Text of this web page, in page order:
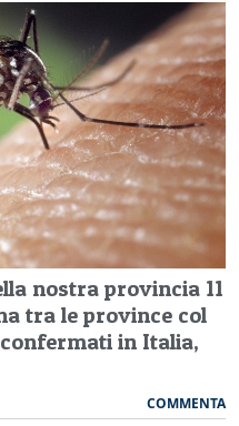
nostra provincia 11
tra le province col
in Italia,
COMMENTA